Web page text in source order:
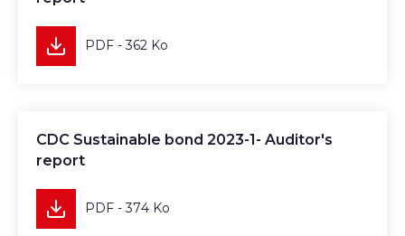
PDF - 362 Ko
Télécharger
CDC Sustainable bond 2023-1- Auditor's
report
PDF - 374 Ko